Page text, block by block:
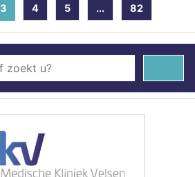
3(current)
4 5 ... 82